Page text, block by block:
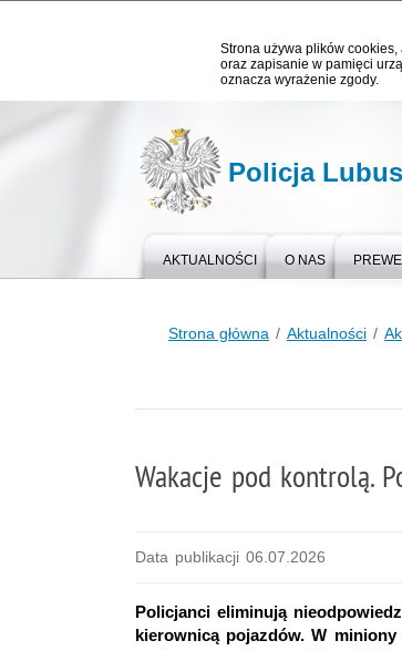
Strona używa plików cookies,
oraz zapisanie w pamięci
oznacza wyrażenie zgody.
Policja
AKTUALNOŚCI O NAS
Strona główna Aktualności
Wakacje pod kontrolą.
Data publikacji 06.07.2026
Policjanci eliminują
kierownicą pojazdów. W